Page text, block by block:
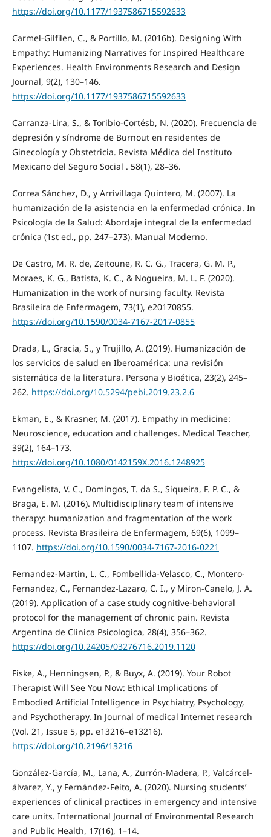
https://doi.org/10.1177/1937586715592633
Carmel-Gilfilen, C., & Portillo, M. (2016b). Designing With
Empathy: Humanizing Narratives for Inspired Healthcare
Experiences. Health Environments Research and Design
Journal, 9(2), 130–146.
https://doi.org/10.1177/1937586715592633
Carranza-Lira, S., & Toribio-Cortésb, N. (2020). Frecuencia de
depresión y síndrome de Burnout en residentes de
Ginecología y Obstetricia. Revista Médica del Instituto
Mexicano del Seguro Social . 58(1), 28–36.
Correa Sánchez, D., y Arrivillaga Quintero, M. (2007). La
humanización de la asistencia en la enfermedad crónica. In
Psicología de la Salud: Abordaje integral de la enfermedad
crónica (1st ed., pp. 247–273). Manual Moderno.
De Castro, M. R. de, Zeitoune, R. C. G., Tracera, G. M. P.,
Moraes, K. G., Batista, K. C., & Nogueira, M. L. F. (2020).
Humanization in the work of nursing faculty. Revista
Brasileira de Enfermagem, 73(1), e20170855.
https://doi.org/10.1590/0034-7167-2017-0855
Drada, L., Gracia, S., y Trujillo, A. (2019). Humanización de
los servicios de salud en Iberoamérica: una revisión
sistemática de la literatura. Persona y Bioética, 23(2), 245–
262. https://doi.org/10.5294/pebi.2019.23.2.6
Ekman, E., & Krasner, M. (2017). Empathy in medicine:
Neuroscience, education and challenges. Medical Teacher,
39(2), 164–173.
https://doi.org/10.1080/0142159X.2016.1248925
Evangelista, V. C., Domingos, T. da S., Siqueira, F. P. C., &
Braga, E. M. (2016). Multidisciplinary team of intensive
therapy: humanization and fragmentation of the work
process. Revista Brasileira de Enfermagem, 69(6), 1099–
1107. https://doi.org/10.1590/0034-7167-2016-0221
Fernandez-Martin, L. C., Fombellida-Velasco, C., Montero-
Fernandez, C., Fernandez-Lazaro, C. I., y Miron-Canelo, J. A.
(2019). Application of a case study cognitive-behavioral
protocol for the management of chronic pain. Revista
Argentina de Clinica Psicologica, 28(4), 356–362.
https://doi.org/10.24205/03276716.2019.1120
Fiske, A., Henningsen, P., & Buyx, A. (2019). Your Robot
Therapist Will See You Now: Ethical Implications of
Embodied Artificial Intelligence in Psychiatry, Psychology,
and Psychotherapy. In Journal of medical Internet research
(Vol. 21, Issue 5, pp. e13216–e13216).
https://doi.org/10.2196/13216
González-García, M., Lana, A., Zurrón-Madera, P., Valcárcel-
álvarez, Y., y Fernández-Feito, A. (2020). Nursing students’
experiences of clinical practices in emergency and intensive
care units. International Journal of Environmental Research
and Public Health, 17(16), 1–14.